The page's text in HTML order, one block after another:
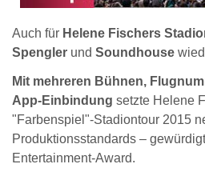
Auch für Helene Fischers
Spengler und Soundhouse
Mit mehreren Bühnen,
App-Einbindung setzte Helene
"Farbenspiel"-Stadiontour 2015
Produktionsstandards –
Entertainment-Award.